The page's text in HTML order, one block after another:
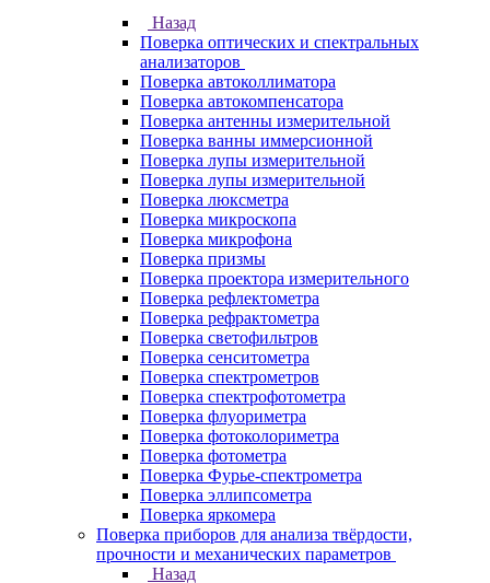
Назад
Поверка оптических и спектральных
анализаторов
Поверка автоколлиматора
Поверка автокомпенсатора
Поверка антенны измерительной
Поверка ванны иммерсионной
Поверка лупы измерительной
Поверка лупы измерительной
Поверка люксметра
Поверка микроскопа
Поверка микрофона
Поверка призмы
Поверка проектора измерительного
Поверка рефлектометра
Поверка рефрактометра
Поверка светофильтров
Поверка сенситометра
Поверка спектрометров
Поверка спектрофотометра
Поверка флуориметра
Поверка фотоколориметра
Поверка фотометра
Поверка Фурье-спектрометра
Поверка эллипсометра
Поверка яркомера
Поверка приборов для анализа твёрдости,
прочности и механических параметров
Назад